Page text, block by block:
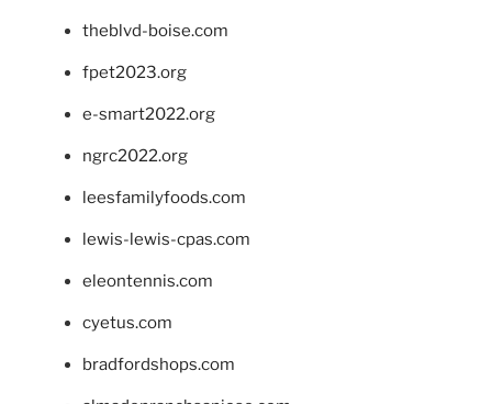
theblvd-boise.com
fpet2023.org
e-smart2022.org
ngrc2022.org
leesfamilyfoods.com
lewis-lewis-cpas.com
eleontennis.com
cyetus.com
bradfordshops.com